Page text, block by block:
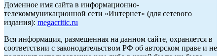
Доменное имя сайта в информационно-
телекоммуникационной сети «Интернет» (для сетевого
издания): megacritic.ru
Вся информация, размещенная на данном сайте, охраняется в
соответствии с законодательством РФ об авторском праве и не